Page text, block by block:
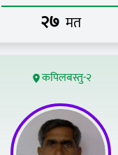
२७ मत
कपिलबस्तु-२